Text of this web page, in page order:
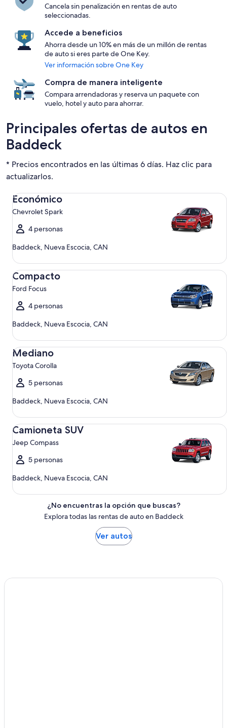
Cancela sin penalización en rentas de auto
seleccionadas.
Accede a beneficios
Ahorra desde un 10% en más de un millón de rentas
de auto si eres parte de One Key.
Ver información sobre One Key
Compra de manera inteligente
Compara arrendadoras y reserva un paquete con
vuelo, hotel y auto para ahorrar.
Principales ofertas de autos en
Baddeck
* Precios encontrados en las últimas 6 días. Haz clic para
actualizarlos.
Económico
Chevrolet Spark
4 personas
Baddeck, Nueva Escocia, CAN
Económico Chevrolet Spark
Compacto
Ford Focus
4 personas
Baddeck, Nueva Escocia, CAN
Compacto Ford Focus
Mediano
Toyota Corolla
5 personas
Baddeck, Nueva Escocia, CAN
Mediano Toyota Corolla
Camioneta SUV
Jeep Compass
5 personas
Baddeck, Nueva Escocia, CAN
Camioneta SUV Jeep Compass
¿No encuentras la opción que buscas?
Explora todas las rentas de auto en Baddeck
Ver autos